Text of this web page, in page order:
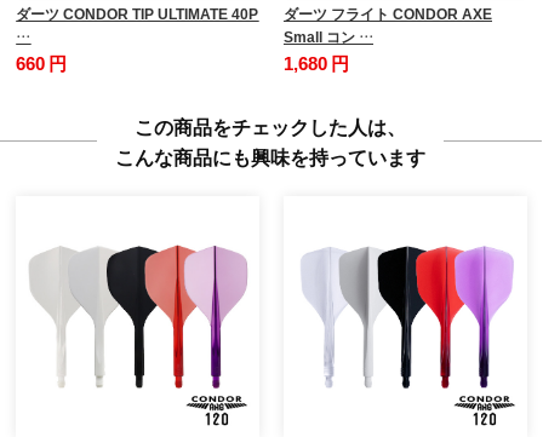
ダーツ CONDOR TIP ULTIMATE 40P
…
660 円
ダーツ フライト CONDOR AXE
Small コン …
1,680 円
この商品をチェックした人は、
こんな商品にも興味を持っています